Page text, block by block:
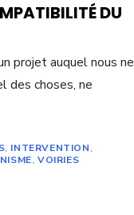
DU
projet auquel nous ne
des choses, ne
, INTERVENTION,
,VOIRIES